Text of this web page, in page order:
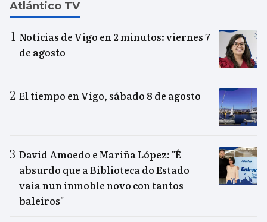
Atlántico TV
Noticias de Vigo en 2 minutos: viernes 7
de agosto
El tiempo en Vigo, sábado 8 de agosto
David Amoedo e Mariña López: "É
absurdo que a Biblioteca do Estado
vaia nun inmoble novo con tantos
baleiros"